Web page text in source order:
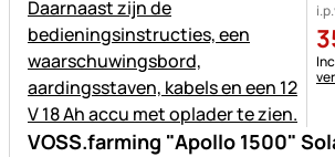
VOSS.farming "Apollo 1500"